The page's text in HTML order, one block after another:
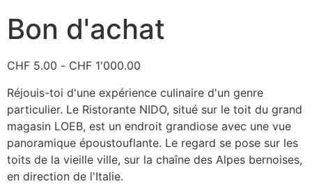
Bon d'achat
CHF 5.00 - CHF 1'000.00
Réjouis-toi d'une expérience culinaire d'un genre
particulier. Le Ristorante NIDO, situé sur le toit du grand
magasin LOEB, est un endroit grandiose avec une vue
panoramique époustouflante. Le regard se pose sur les
toits de la vieille ville, sur la chaîne des Alpes bernoises,
en direction de l'Italie.